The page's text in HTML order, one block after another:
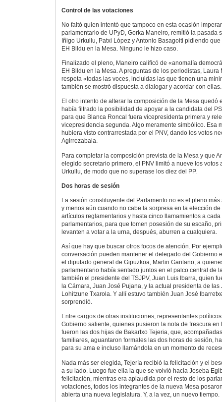
Control de las votaciones
No faltó quien intentó que tampoco en esta ocasión
parlamentario de UPyD, Gorka Maneiro, remitió la pasada
Iñigo Urkullu, Patxi López y Antonio Basagoiti pidiendo
EH Bildu en la Mesa. Ninguno le hizo caso.
Finalizado el pleno, Maneiro calificó de «anomalía
EH Bildu en la Mesa. A preguntas de los periodistas,
respeta «todas las voces, incluidas las que tienen una
también se mostró dispuesta a dialogar y acordar con ellas.
El otro intento de alterar la composición de la Mesa quedó
había filtrado la posibilidad de apoyar a la candidata del
para que Blanca Roncal fuera vicepresidenta primera y
vicepresidencia segunda. Algo meramente simbólico. Esa
hubiera visto contrarrestada por el PNV, dando los votos
Agirrezabala.
Para completar la composición prevista de la Mesa y que
elegido secretario primero, el PNV limitó a nueve los votos
Urkullu, de modo que no superase los diez del PP.
Dos horas de sesión
La sesión constituyente del Parlamento no es el pleno
y menos aún cuando no cabe la sorpresa en la elección
artículos reglamentarios y hasta cinco llamamientos a
parlamentarios, para que tomen posesión de su escaño,
levanten a votar a la urna, después, aburren a cualquiera.
Así que hay que buscar otros focos de atención. Por
conversación pueden mantener el delegado del Gobierno
el diputado general de Gipuzkoa, Martin Garitano, a
parlamentario había sentado juntos en el palco central de
también el presidente del TSJPV, Juan Luis Ibarra, quien
la Cámara, Juan José Pujana, y la actual presidenta de las
Lohitzune Txarola. Y allí estuvo también Juan José
sorprendió.
Entre cargos de otras instituciones, representantes
Gobierno saliente, quienes pusieron la nota de frescura en
fueron las dos hijas de Bakartxo Tejeria, que,
familiares, aguantaron formales las dos horas de sesión,
para su ama e incluso llamándola en un momento de
Nada más ser elegida, Tejería recibió la felicitación y el
a su lado. Luego fue ella la que se volvió hacia Joseba
felicitación, mientras era aplaudida por el resto de los
votaciones, todos los integrantes de la nueva Mesa
abierta una nueva legislatura. Y, a la vez, un nuevo tiempo.